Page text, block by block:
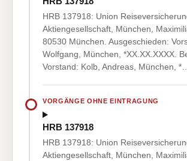
HRB 137918: Union
Aktiengesellschaft, München,
80530 München. Ausgeschieden:
Wolfgang, München, *XX.XX.XXXX.
Vorstand: Kolb, Andreas, München, *…
VORGÄNGE OHNE EINTRAGUNG
HRB 137918
HRB 137918: Union
Aktiengesellschaft, München,